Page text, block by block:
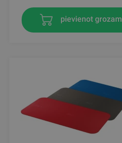
pievienot grozam